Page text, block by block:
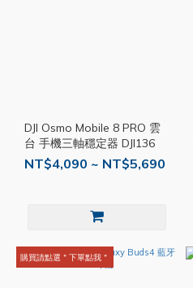
DJI Osmo Mobile 8 PRO 雲
台 手機三軸穩定器 DJI136
NT$4,090 ~ NT$5,690
購買請點選＂下單點我＂